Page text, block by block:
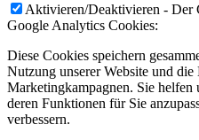
Aktivieren/Deaktivieren - Der
Google Analytics Cookies:
Diese Cookies speichern
Nutzung unserer Website und
Marketingkampagnen. Sie helfen
deren Funktionen für Sie
verbessern.